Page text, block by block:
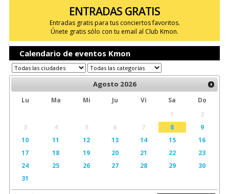
ENTRADAS GRATIS
Entradas gratis para tus conciertos favoritos.
Únete gratis sólo con tu email al Club Kmon.
Calendario de eventos Kmon
Agosto 2026
Lu Ma Mi Ju Vi Sa
Do
1
2
3
4 5 6 7 8
9
10
11 12 13 14 15
16
17
18 19 20 21 22
23
24
25 26 27 28 29
30
31